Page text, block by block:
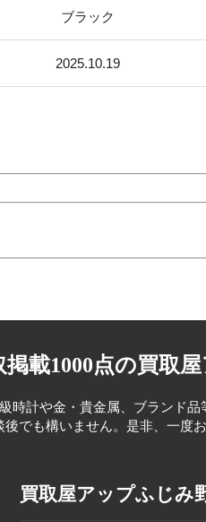
ブラック
2025.10.19
載1000点の買取
時計や金・貴金属、ブランド品
でも構いません。是非、一度
買取屋アップふじみ